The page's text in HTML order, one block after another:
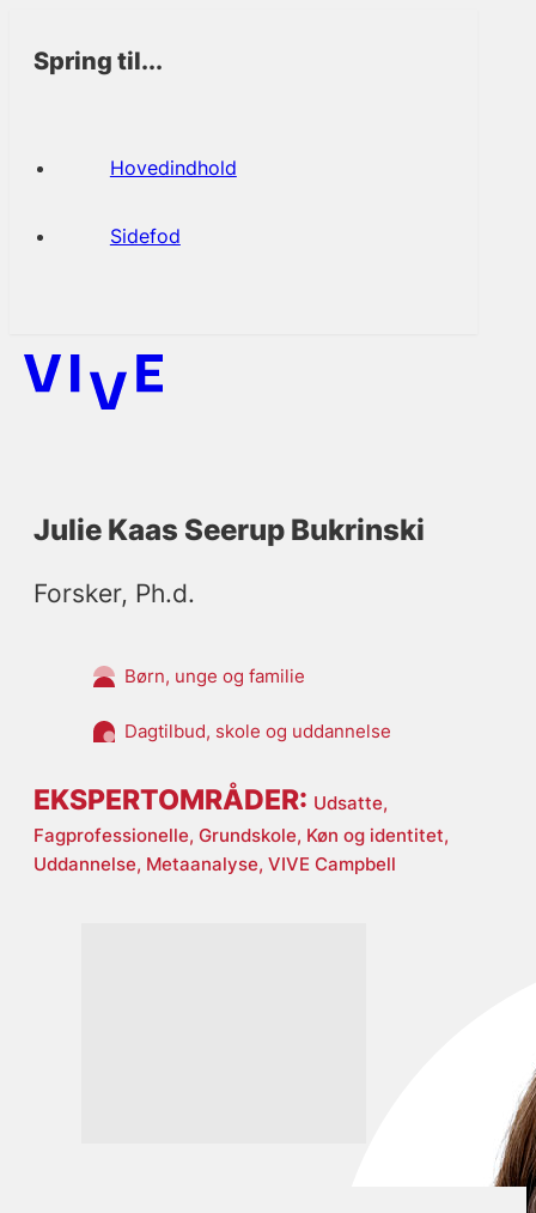
Spring til...
Hovedindhold
Sidefod
Julie Kaas Seerup Bukrinski
Forsker, Ph.d.
Børn, unge og familie
Dagtilbud, skole og uddannelse
EKSPERTOMRÅDER: Udsatte,
Fagprofessionelle, Grundskole, Køn og identitet,
Uddannelse, Metaanalyse, VIVE Campbell